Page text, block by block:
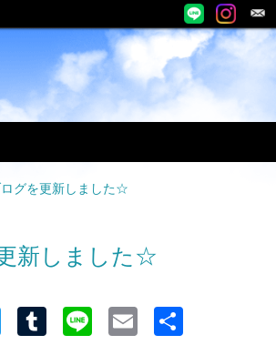
グを更新しました☆
新しました☆
Twitter Tumblr Line Email